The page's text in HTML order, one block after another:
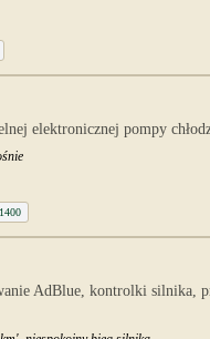
elektronicznej pompy
AdBlue, kontrolki